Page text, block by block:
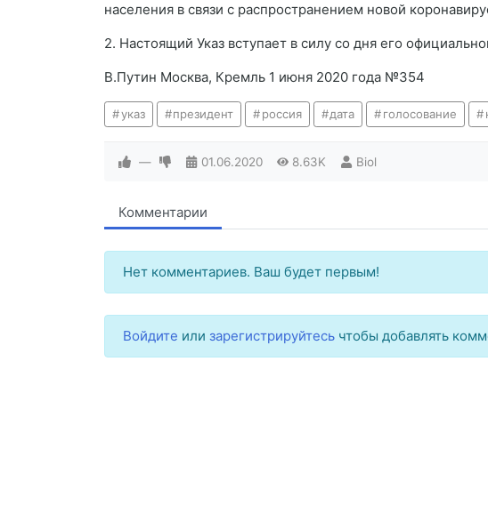
населения в связи с распространением новой
2. Настоящий Указ вступает в силу со дня его
В.Путин Москва, Кремль 1 июня 2020 года №354
указ президент россия дата голосование
— 01.06.2020 8.63K Biol
Комментарии
Нет комментариев. Ваш будет первым!
Войдите или зарегистрируйтесь чтобы добавлять